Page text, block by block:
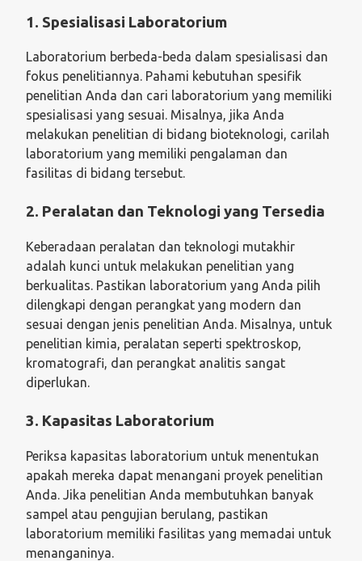
1. Spesialisasi Laboratorium
Laboratorium berbeda-beda dalam spesialisasi dan
fokus penelitiannya. Pahami kebutuhan spesifik
penelitian Anda dan cari laboratorium yang memiliki
spesialisasi yang sesuai. Misalnya, jika Anda
melakukan penelitian di bidang bioteknologi, carilah
laboratorium yang memiliki pengalaman dan
fasilitas di bidang tersebut.
2. Peralatan dan Teknologi yang Tersedia
Keberadaan peralatan dan teknologi mutakhir
adalah kunci untuk melakukan penelitian yang
berkualitas. Pastikan laboratorium yang Anda pilih
dilengkapi dengan perangkat yang modern dan
sesuai dengan jenis penelitian Anda. Misalnya, untuk
penelitian kimia, peralatan seperti spektroskop,
kromatografi, dan perangkat analitis sangat
diperlukan.
3. Kapasitas Laboratorium
Periksa kapasitas laboratorium untuk menentukan
apakah mereka dapat menangani proyek penelitian
Anda. Jika penelitian Anda membutuhkan banyak
sampel atau pengujian berulang, pastikan
laboratorium memiliki fasilitas yang memadai untuk
menanganinya.